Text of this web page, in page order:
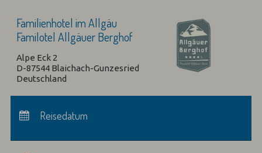
Familienhotel im Allgäu
Familotel Allgäuer Berghof
Alpe Eck 2
D-87544 Blaichach-Gunzesried
Deutschland
Abreise:keine Auswahl
Reisedatum